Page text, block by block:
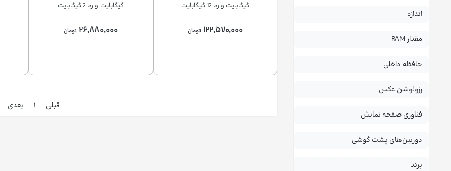
گیگابایت و رم 12 گیگابایت
۱۲۲,۵۷۰,۰۰۰ تومان
گیگابایت و رم 2 گیگابایت
۲۶,۸۸۰,۰۰۰ تومان
قبلی ۱ بعدی
اندازه
مقدار RAM
حافظه داخلی
رزولوشن عکس
فناوری صفحه نمایش
دوربین‌های پشت گوشی
برند